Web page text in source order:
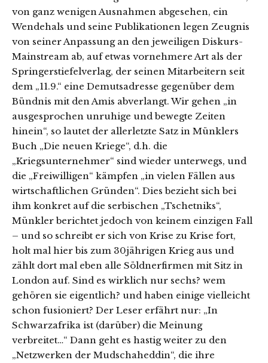
von ganz wenigen Ausnahmen abgesehen, ein
Wendehals und seine Publikationen legen Zeugnis
von seiner Anpassung an den jeweiligen Diskurs-
Mainstream ab, auf etwas vornehmere Art als der
Springerstiefelverlag, der seinen Mitarbeitern seit
dem „11.9.“ eine Demutsadresse gegenüber dem
Bündnis mit den Amis abverlangt. Wir gehen „in
ausgesprochen unruhige und bewegte Zeiten
hinein“, so lautet der allerletzte Satz in Münklers
Buch „Die neuen Kriege“, d.h. die
„Kriegsunternehmer“ sind wieder unterwegs, und
die „Freiwilligen“ kämpfen „in vielen Fällen aus
wirtschaftlichen Gründen“. Dies bezieht sich bei
ihm konkret auf die serbischen „Tschetniks“,
Münkler berichtet jedoch von keinem einzigen Fall
– und so schreibt er sich von Krise zu Krise fort,
holt mal hier bis zum 30jährigen Krieg aus und
zählt dort mal eben alle Söldnerfirmen mit Sitz in
London auf. Sind es wirklich nur sechs? wem
gehören sie eigentlich? und haben einige vielleicht
schon fusioniert? Der Leser erfährt nur: „In
Schwarzafrika ist (darüber) die Meinung
verbreitet…“ Dann geht es hastig weiter zu den
„Netzwerken der Mudschaheddin“, die ihre